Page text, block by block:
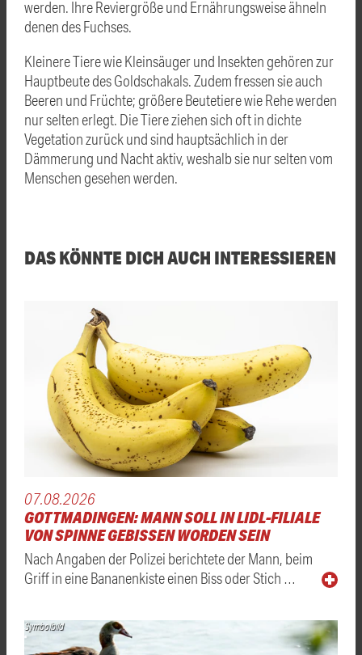
werden. Ihre Reviergröße und Ernährungsweise ähneln
denen des Fuchses.
Kleinere Tiere wie Kleinsäuger und Insekten gehören zur
Hauptbeute des Goldschakals. Zudem fressen sie auch
Beeren und Früchte; größere Beutetiere wie Rehe werden
nur selten erlegt. Die Tiere ziehen sich oft in dichte
Vegetation zurück und sind hauptsächlich in der
Dämmerung und Nacht aktiv, weshalb sie nur selten vom
Menschen gesehen werden.
DAS KÖNNTE DICH AUCH INTERESSIEREN
07.08.2026
GOTTMADINGEN: MANN SOLL IN LIDL-FILIALE
VON SPINNE GEBISSEN WORDEN SEIN
Nach Angaben der Polizei berichtete der Mann, beim
Griff in eine Bananenkiste einen Biss oder Stich …
Symbolbild